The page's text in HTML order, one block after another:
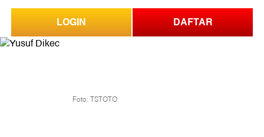
LOGIN DAFTAR
Foto: TSTOTO